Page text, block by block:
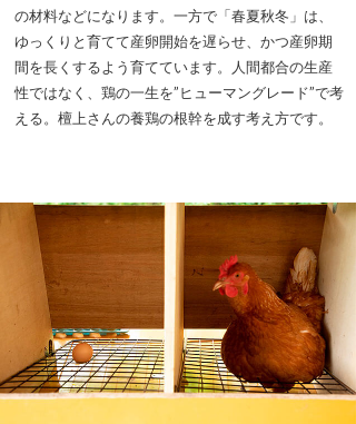
の材料などになります。一方で「春夏秋冬」は、
ゆっくりと育てて産卵開始を遅らせ、かつ産卵期
間を長くするよう育てています。人間都合の生産
性ではなく、鶏の一生を”ヒューマングレード”で考
える。檀上さんの養鶏の根幹を成す考え方です。